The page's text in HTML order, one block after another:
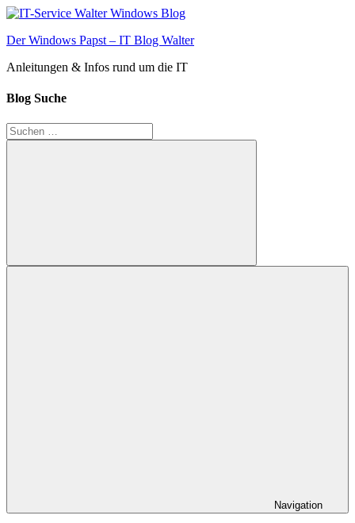
Zum
springen
Der Windows Papst – IT Blog Walter
Anleitungen & Infos rund um die IT
Blog Suche
Suchen
nach:
Suchen
Navigation